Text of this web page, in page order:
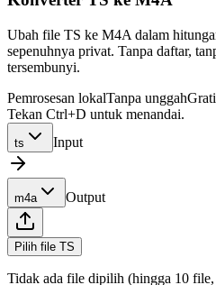
Ubah file TS ke M4A dalam
sepenuhnya privat. Tanpa daftar,
tersembunyi.
Pemrosesan lokalTanpa unggah
Tekan Ctrl+D untuk menandai.
ts Input
m4a Output
Pilih file TS
Tidak ada file dipilih (hingga 10